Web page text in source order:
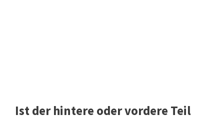
Ist der hintere oder vordere Teil